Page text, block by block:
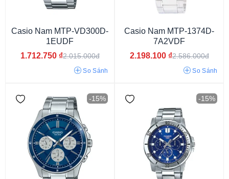
5atm 10atm
Casio Nam MTP-VD300D-
1EUDF
1.712.750 ₫2.015.000đ
So Sánh
Casio Nam MTP-1374D-
7A2VDF
2.198.100 ₫2.586.000đ
So Sánh
-15% -15%